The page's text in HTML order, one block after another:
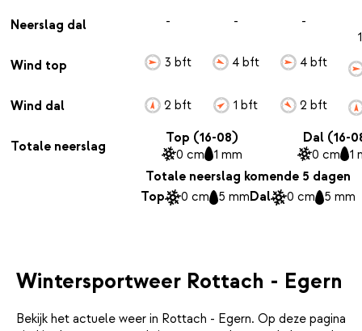
Neerslag dal
Wind top
Wind dal
Totale neerslag
-
3 bft
2 bft
-
4 bft
1 bft
-
4 bft
2 bft
Top (16-08)
0 cm 1 mm
Dal (16-
0 cm 1
Totale neerslag komende 5 dagen
Top
0 cm 5 mmDal 0 cm 5 mm
Wintersportweer Rottach - Egern
Bekijk het actuele weer in Rottach - Egern. Op deze pagina